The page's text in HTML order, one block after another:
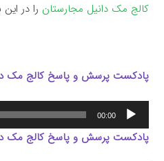
کالج مک دانیل مجارستان را در
پادکست پرسش و پاسخ کالج مک
پخش‌کننده
صوت
00:00
پادکست پرسش و پاسخ کالج مک